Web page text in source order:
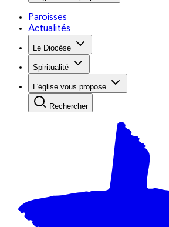
Paroisses
Actualités
Le Diocèse
Spiritualité
L'église vous propose
Rechercher